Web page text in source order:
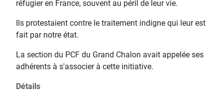
réfugier en France, souvent au péril de leur vie.
Ils protestaient contre le traitement indigne qui leur est
fait par notre état.
La section du PCF du Grand Chalon avait appelée ses
adhérents à s'associer à cette initiative.
Détails